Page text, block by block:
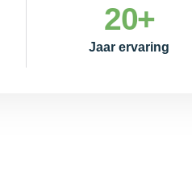
Jaar ervaring
20+